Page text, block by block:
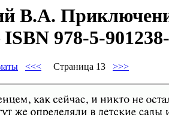
В.А.
978-5-
<<< Страница 13 >>>